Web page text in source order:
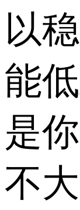
以
能
是
不大